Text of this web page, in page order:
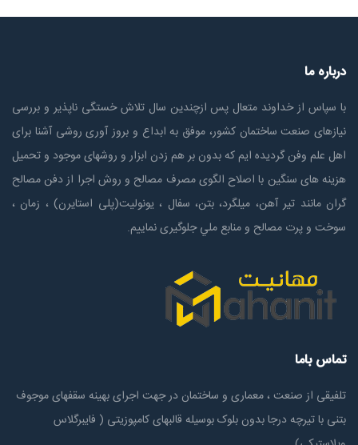
درباره ما
با سپاس از خداوند متعال پس ازچندين سال تلاش خستگی ناپذير و بررسی
نیازهای صنعت ساختمان كشور، موفق به ابداع و بروز آوری روشی آشنا برای
اهل علم وفن گردیده ایم که بدون بر هم زدن ابزار و روشهای موجود و تحمیل
هزینه های سنگین با اصلاح الگوی مصرف مصالح و روش اجرا از دفن مصالح
گران مانند تیر آهن، میلگرد، بتن، سفال ، یونولیت(پلی استايرن) ، زمان ،
سوخت و پرت مصالح و منابع ملي جلوگیری نماییم.
تماس باما
تلفیقی از صنعت ، معماری و ساختمان در جهت اجرای بهینه سقفهای موجوف
بتنی با تیرچه درجا بدون بلوک بوسیله قالبهای کامپوزیتی ( فایبرگلاس